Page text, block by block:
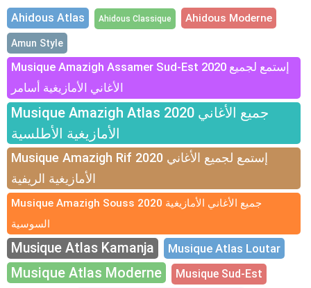
Ahidous Atlas Ahidous Classique Ahidous Moderne
Amun Style
Musique Amazigh Assamer Sud-Est 2020 إستمع لجميع
الأغاني الأمازيغية أسامر
Musique Amazigh Atlas 2020 جميع الأغاني
الأمازيغية الأطلسية
Musique Amazigh Rif 2020 إستمع لجميع الأغاني
الأمازيغية الريفية
Musique Amazigh Souss 2020 جميع الأغاني الأمازيغية
السوسية
Musique Atlas Kamanja Musique Atlas Loutar
Musique Atlas Moderne Musique Sud-Est